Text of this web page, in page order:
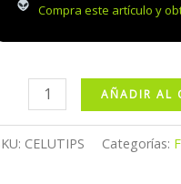
Compra este artículo y
Celulosa
AÑADIR AL
CELUTIPS Categorías: